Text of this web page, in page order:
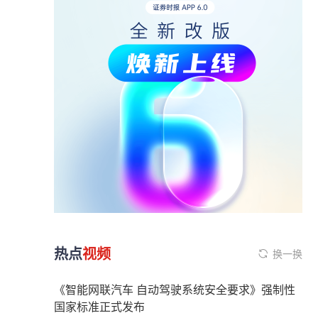
热点视频 换一换
《智能网联汽车 自动驾驶系统安全要求》强制性
国家标准正式发布